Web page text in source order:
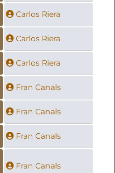
Carlos Riera
Carlos Riera
Carlos Riera
Fran Canals
Fran Canals
Fran Canals
Fran Canals